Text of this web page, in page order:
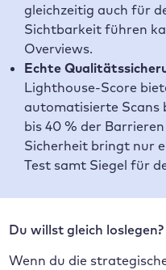
gleichzeitig auch für
Sichtbarkeit führen
Overviews.
Echte
Lighthouse-Score
automatisierte
bis 40 % der
Sicherheit bringt nur
Test samt Siegel für
Du willst gleich loslegen?
Wenn du die